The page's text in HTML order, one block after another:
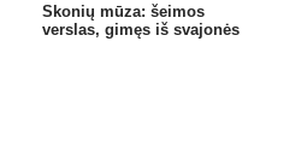
Skonių mūza: šeimos
verslas, gimęs iš svajonės